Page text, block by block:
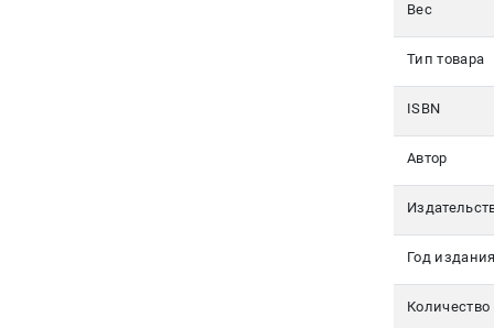
Вес
Тип товара
ISBN
Автор
Год издания
Количество